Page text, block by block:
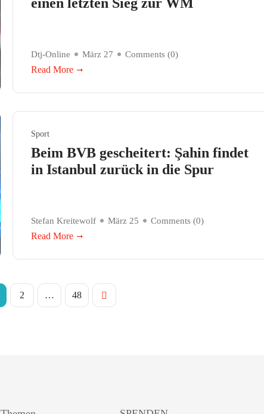
einen letzten Sieg zur WM
Dtj-Online März 27 Comments (0)
Read More
Sport
Beim BVB gescheitert: Şahin findet
in Istanbul zurück in die Spur
Stefan Kreitewolf März 25 Comments (0)
Read More
2 … 48